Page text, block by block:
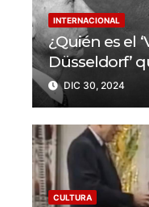
INTERNACIONAL
¿Quién es el
Düsseldorf’
sangre de
DIC 30, 2024
CULTURA